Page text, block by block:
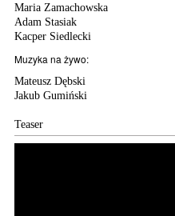
Maria Zamachowska
Adam Stasiak
Kacper Siedlecki
Muzyka na żywo:
Mateusz Dębski
Jakub Gumiński
Teaser